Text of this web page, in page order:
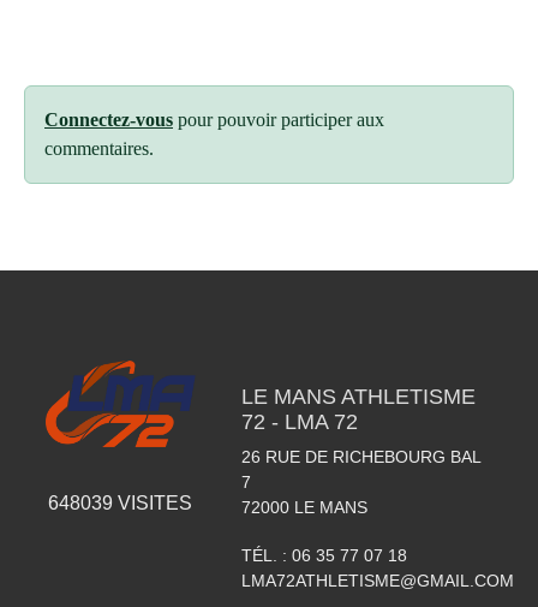
Connectez-vous pour pouvoir participer aux
commentaires.
648039 VISITES
LE MANS ATHLETISME
72 - LMA 72
26 RUE DE RICHEBOURG BAL
7
72000 LE MANS
TÉL. : 06 35 77 07 18
LMA72ATHLETISME@GMAIL.COM